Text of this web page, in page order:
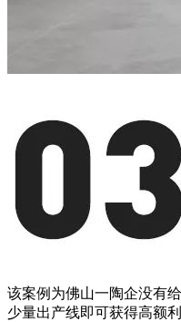
该案例为佛山一陶企没有
少量出产线即可获得高额